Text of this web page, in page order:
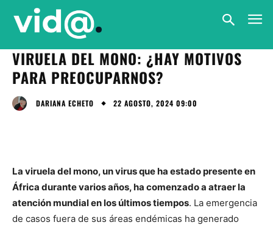
VIRUELA DEL MONO: ¿HAY MOTIVOS
PARA PREOCUPARNOS?
DARIANA ECHETO 22 AGOSTO, 2024 09:00
La viruela del mono, un virus que ha estado presente en
África durante varios años, ha comenzado a atraer la
atención mundial en los últimos tiempos. La emergencia
de casos fuera de sus áreas endémicas ha generado